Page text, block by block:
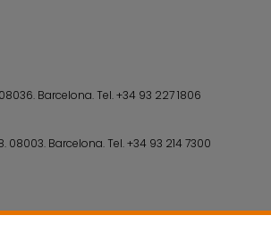
Barcelona.Tel.+34 93 227 1806
08003. Barcelona.Tel.+34 93 214 7300